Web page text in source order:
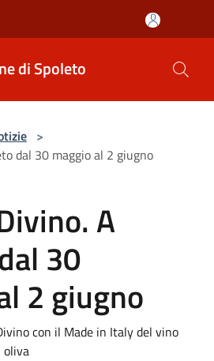
di Spoleto
>
dal 30 maggio al 2 giugno
A
30
2 giugno
con il Made in Italy del vino
oliva